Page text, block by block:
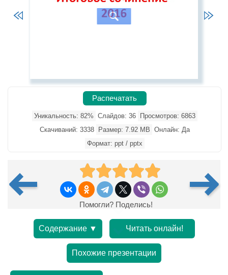
Распечатать
Уникальность: 82% Слайдов: 36
Просмотров: 6863
Скачиваний: 3338
Размер: 7.92 MB Онлайн: Да
Формат: ppt / pptx
Помогли? Поделись!
Содержание ▼ Читать онлайн!
Похожие презентации